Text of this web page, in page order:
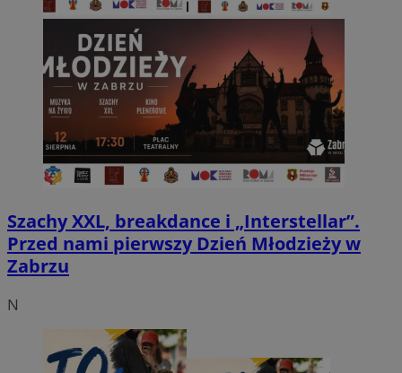
Szachy XXL, breakdance i „Interstellar”.
Przed nami pierwszy Dzień Młodzieży w
Zabrzu
N